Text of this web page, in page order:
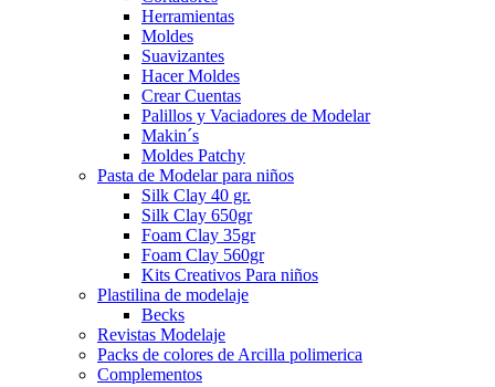
Herramientas
Moldes
Suavizantes
Hacer Moldes
Crear Cuentas
Palillos y Vaciadores de Modelar
Makin´s
Moldes Patchy
Pasta de Modelar para niños
Silk Clay 40 gr.
Silk Clay 650gr
Foam Clay 35gr
Foam Clay 560gr
Kits Creativos Para niños
Plastilina de modelaje
Becks
Revistas Modelaje
Packs de colores de Arcilla polimerica
Complementos